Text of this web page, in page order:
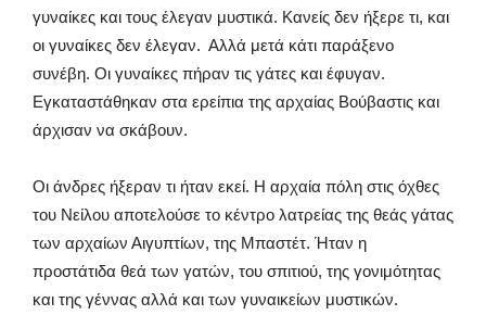
γυναίκες και τους έλεγαν μυστικά. Κανείς δεν ήξερε τι, και
οι γυναίκες δεν έλεγαν. Αλλά μετά κάτι παράξενο
συνέβη. Οι γυναίκες πήραν τις γάτες και έφυγαν.
Εγκαταστάθηκαν στα ερείπια της αρχαίας Βούβαστις και
άρχισαν να σκάβουν.
Οι άνδρες ήξεραν τι ήταν εκεί. Η αρχαία πόλη στις όχθες
του Νείλου αποτελούσε το κέντρο λατρείας της θεάς γάτας
των αρχαίων Αιγυπτίων, της Μπαστέτ. Ήταν η
προστάτιδα θεά των γατών, του σπιτιού, της γονιμότητας
και της γέννας αλλά και των γυναικείων μυστικών.